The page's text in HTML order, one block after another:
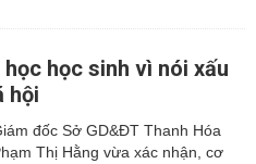
học sinh vì nói xấu
hội
đốc Sở GD&ĐT Thanh Hóa
Thị Hằng vừa xác nhận, cơ